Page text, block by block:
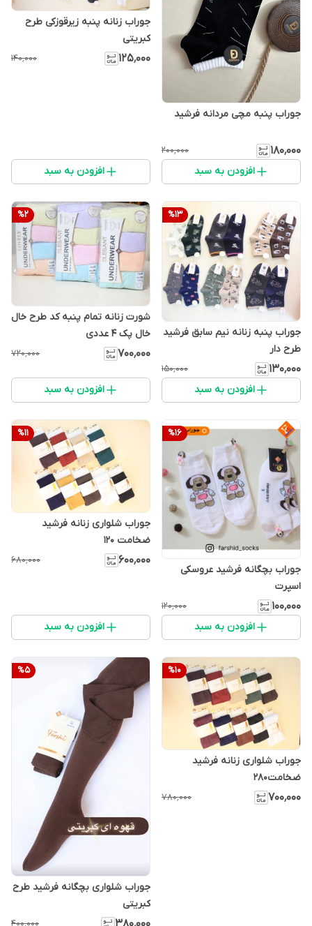
جوراب پنبه مچی مردانه فرشید
۱۸۰٬۰۰۰ ۲۰۰٬۰۰۰
افزودن به سبد
جوراب زنانه پنبه زیرقوزکی طرح
کبریتی
۱۲۵٬۰۰۰ ۱۴۰٬۰۰۰
افزودن به سبد
%13
جوراب پنبه زنانه نیم سابق فرشید
طرح دار
۱۳۰٬۰۰۰ ۱۵۰٬۰۰۰
افزودن به سبد
%2
شورت زنانه تمام پنبه کد طرح خال
خال پک ۴ عددی
۷۰۰٬۰۰۰ ۷۲۰٬۰۰۰
افزودن به سبد
%16
جوراب بچگانه فرشید عروسکی
اسپرت
۱۰۰٬۰۰۰ ۱۲۰٬۰۰۰
افزودن به سبد
%11
جوراب شلواری زنانه فرشید
ضخامت ۱۲۰
۶۰۰٬۰۰۰ ۶۸۰٬۰۰۰
افزودن به سبد
%10
جوراب شلواری زنانه فرشید
ضخامت۲۸۰
۷۰۰٬۰۰۰ ۷۸۰٬۰۰۰
%5
جوراب شلواری بچگانه فرشید طرح
کبریتی
۴۰۰٬۰۰۰